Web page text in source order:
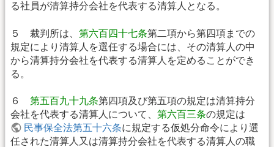
る社員が清算持分会社を代表する清算人となる。
５ 裁判所は、 第六百四十七条第二項から第四項までの
規定により清算人を選任する場合には、その清算人の中
から清算持分会社を代表する清算人を定めることができ
る。
６ 第五百九十九条第四項及び第五項の規定は清算持分
会社を代表する清算人について、 第六百三条の規定は
民事保全法第五十六条に規定する仮処分命令により選
任された清算人又は清算持分会社を代表する清算人の職